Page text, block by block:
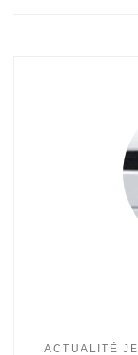
ACTUALITÉ